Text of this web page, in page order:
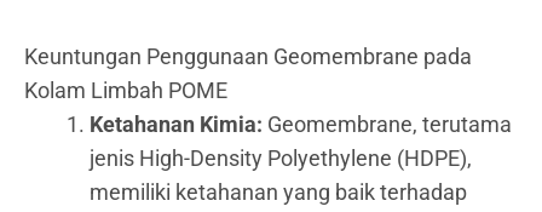
Keuntungan Penggunaan Geomembrane pada
Kolam Limbah POME
Ketahanan Kimia: Geomembrane, terutama
jenis High-Density Polyethylene (HDPE),
memiliki ketahanan yang baik terhadap